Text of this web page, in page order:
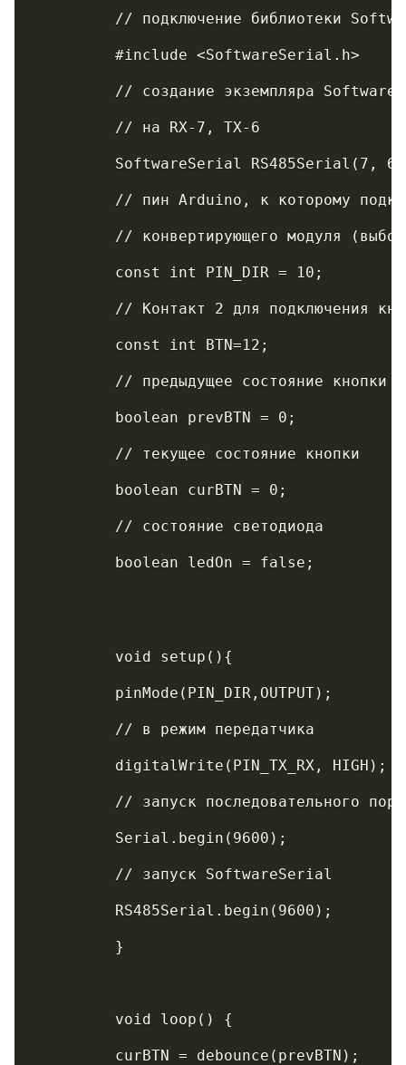
// подключение библиотеки
	 #include <SoftwareSerial.h>
// создание экземпляра
	 // на RX-7, TX-6
SoftwareSerial RS485Serial(7,
// пин Arduino, к которому
// конвертирующего модуля
	 const int PIN_DIR = 10;
// Контакт 2 для подключения
	 const int BTN=12;
	 // предыдущее состояние кнопки
	 boolean prevBTN = 0;
	 // текущее состояние кнопки
	 boolean curBTN = 0;
	 // состояние светодиода
	 boolean ledOn = false;
	 void setup(){
	 pinMode(PIN_DIR,OUTPUT);
	 // в режим передатчика
digitalWrite(PIN_TX_RX,
// запуск последовательного
	 Serial.begin(9600);
	 // запуск SoftwareSerial
	 RS485Serial.begin(9600);
	 void loop() {
	 curBTN = debounce(prevBTN);